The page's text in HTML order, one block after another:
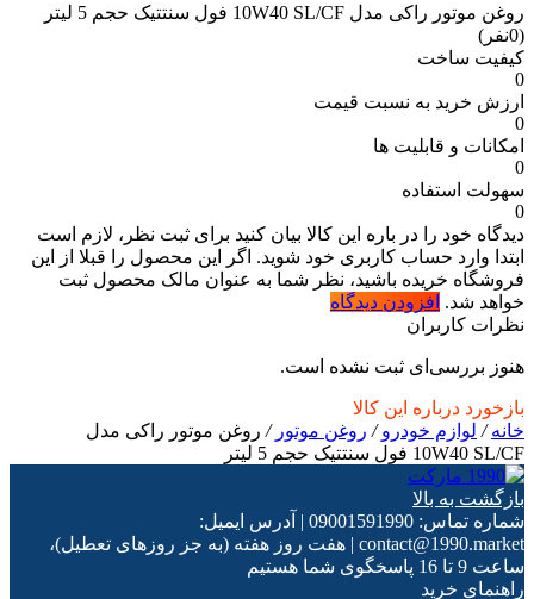
روغن موتور راکی مدل 10W40 SL/CF فول سنتتیک حجم 5 لیتر
(0نفر)
کیفیت ساخت
0
ارزش خرید به نسبت قیمت
0
امکانات و قابلیت ها
0
سهولت استفاده
0
دیدگاه خود را در باره این کالا بیان کنید برای ثبت نظر، لازم است
ابتدا وارد حساب کاربری خود شوید. اگر این محصول را قبلا از این
فروشگاه خریده باشید، نظر شما به عنوان مالک محصول ثبت
خواهد شد. افزودن دیدگاه
نظرات کاربران
هنوز بررسی‌ای ثبت نشده است.
بازخورد درباره این کالا
خانه/ لوازم خودرو/ روغن موتور / روغن موتور راکی مدل
10W40 SL/CF فول سنتتیک حجم 5 لیتر
بازگشت به بالا
شماره تماس: 09001591990
| آدرس ایمیل:
contact@1990.market
| هفت روز هفته (به جز روزهای تعطیل)،
ساعت 9 تا 16 پاسخگوی شما هستیم
راهنمای خرید